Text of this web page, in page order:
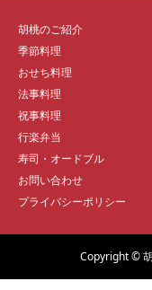
胡桃のご紹介
季節料理
おせち料理
法事料理
祝事料理
行楽弁当
寿司・オードブル
お問い合わせ
プライバシーポリシー
Copyright ©